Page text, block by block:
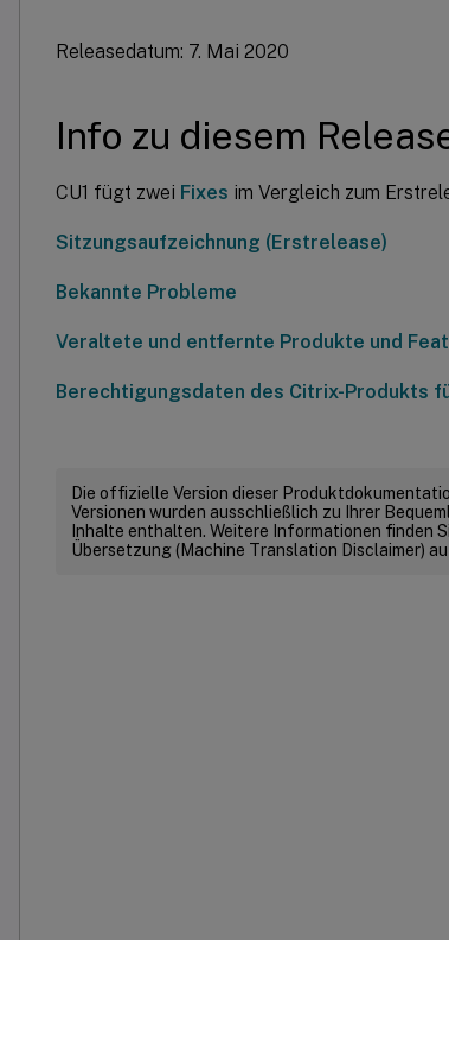
Releasedatum: 7. Mai 2020
Info zu diesem
CU1 fügt zwei Fixes im Vergleich zum
Sitzungsaufzeichnung (Erstrelease)
Bekannte Probleme
Veraltete und entfernte Produkte und
Berechtigungsdaten des Citrix-Produkts
Die offizielle Version dieser
Versionen wurden ausschließlich zu Ihrer
Inhalte enthalten. Weitere Informationen finden
Übersetzung (Machine Translation Disclaimer)